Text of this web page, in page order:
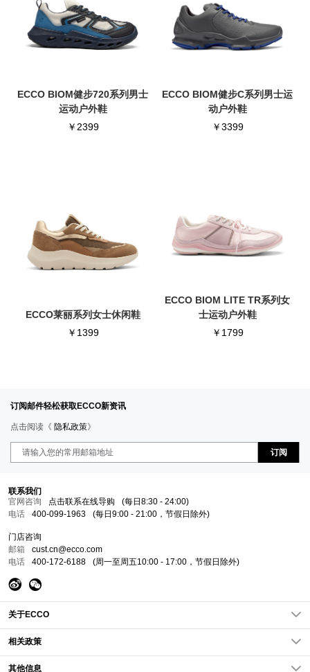
ECCO BIOM健步720系列男士
运动户外鞋
￥2399
ECCO BIOM健步C系列男士运
动户外鞋
￥3399
ECCO莱丽系列女士休闲鞋
￥1399
ECCO BIOM LITE TR系列女
士运动户外鞋
￥1799
订阅邮件轻松获取ECCO新资讯
点击阅读《 隐私政策》
订阅
联系我们
官网咨询
点击联系在线导购
(每日8:30 - 24:00)
电话
400-099-1963 (每日9:00 - 21:00，节假日除外)
门店咨询
邮箱
cust.cn@ecco.com
电话
400-172-6188 (周一至周五10:00 - 17:00，节假日除外)
关于ECCO
相关政策
其他信息